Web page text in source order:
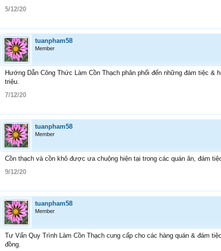
5/12/20
tuanpham58
Member
Hướng Dẫn Công Thức Làm Cồn Thạch phân phối đến những đám tiệc
triệu.
7/12/20
tuanpham58
Member
Cồn thạch và cồn khô được ưa chuộng hiện tại trong các quán ăn, đám
9/12/20
tuanpham58
Member
Tư Vấn Quy Trình Làm Cồn Thạch cung cấp cho các hàng quán & đám
đồng.